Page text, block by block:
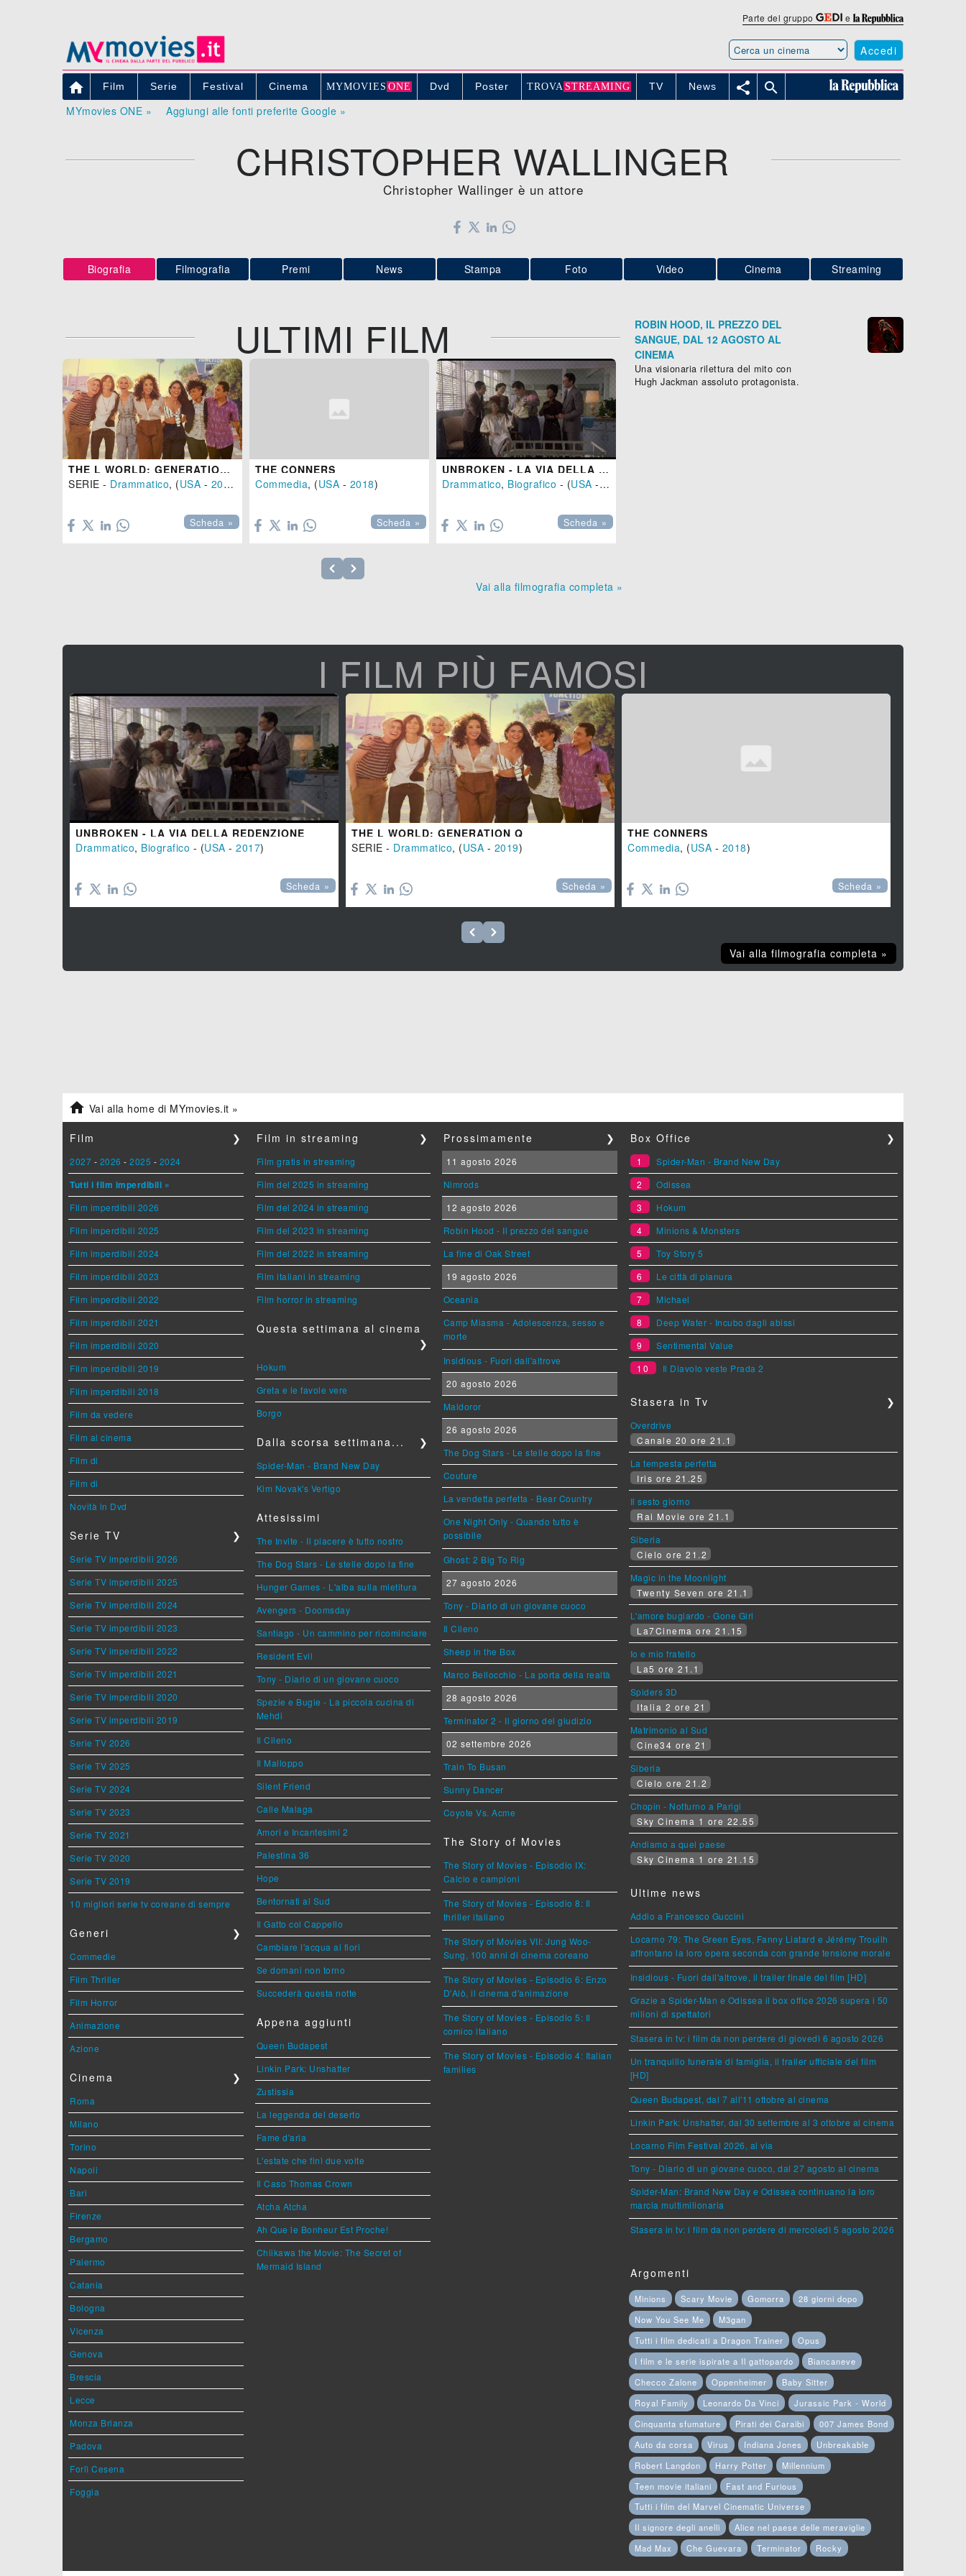
Parte del gruppo e
Accedi
 Film Serie Festival Cinema MYMOVIE S ONE Dvd Poster TROVA STREAMING TV News  
MYmovies ONE » Aggiungi alle fonti preferite Google »
CHRISTOPHER WALLINGER
Christopher Wallinger è un attore
Biografia Filmografia Premi News Stampa Foto Video Cinema Streaming
ULTIMI FILM
THE L WORLD: GENERATION Q
SERIE - Drammatico, (USA - 2019
Scheda »
THE CONNERS
Commedia, (USA - 2018)
Scheda »
UNBROKEN - LA VIA DELLA REDENZIONE
Drammatico, Biografico - (USA - 2017
Scheda »
Vai alla filmografia completa »
ROBIN HOOD, IL PREZZO DEL
SANGUE, DAL 12 AGOSTO AL
CINEMA
Una visionaria rilettura del mito con
Hugh Jackman assoluto protagonista.
I FILM PIÙ FAMOSI
UNBROKEN - LA VIA DELLA REDENZIONE
Drammatico, Biografico - (USA - 2017)
Scheda »
THE L WORLD: GENERATION Q
SERIE - Drammatico, (USA - 2019)
Scheda »
THE CONNERS
Commedia, (USA - 2018)
Scheda »
Vai alla filmografia completa »
 Vai alla home di MYmovies.it »
Film ❯
2027 - 2026 - 2025 - 2024
Tutti i film imperdibili »
Film imperdibili 2026
Film imperdibili 2025
Film imperdibili 2024
Film imperdibili 2023
Film imperdibili 2022
Film imperdibili 2021
Film imperdibili 2020
Film imperdibili 2019
Film imperdibili 2018
Film da vedere
Film al cinema
Film di
Film di
Novità in Dvd
Serie TV ❯
Serie TV imperdibili 2026
Serie TV imperdibili 2025
Serie TV imperdibili 2024
Serie TV imperdibili 2023
Serie TV imperdibili 2022
Serie TV imperdibili 2021
Serie TV imperdibili 2020
Serie TV imperdibili 2019
Serie TV 2026
Serie TV 2025
Serie TV 2024
Serie TV 2023
Serie TV 2021
Serie TV 2020
Serie TV 2019
10 migliori serie tv coreane di sempre
Generi ❯
Commedie
Film Thriller
Film Horror
Animazione
Azione
Cinema ❯
Roma
Milano
Torino
Napoli
Bari
Firenze
Bergamo
Palermo
Catania
Bologna
Vicenza
Genova
Brescia
Lecce
Monza Brianza
Padova
Forlì Cesena
Foggia
Film in streaming ❯
Film gratis in streaming
Film del 2025 in streaming
Film del 2024 in streaming
Film del 2023 in streaming
Film del 2022 in streaming
Film italiani in streaming
Film horror in streaming
Questa settimana al cinema
❯
Hokum
Greta e le favole vere
Borgo
Dalla scorsa settimana... ❯
Spider-Man - Brand New Day
Kim Novak's Vertigo
Attesissimi
The Invite - Il piacere è tutto nostro
The Dog Stars - Le stelle dopo la fine
Hunger Games - L'alba sulla mietitura
Avengers - Doomsday
Santiago - Un cammino per ricominciare
Resident Evil
Tony - Diario di un giovane cuoco
Spezie e Bugie - La piccola cucina di
Mehdi
Il Cileno
Il Malloppo
Silent Friend
Calle Malaga
Amori e Incantesimi 2
Palestina 36
Hope
Bentornati al Sud
Il Gatto col Cappello
Cambiare l'acqua ai fiori
Se domani non torno
Succederà questa notte
Appena aggiunti
Queen Budapest
Linkin Park: Unshatter
Zustissia
La leggenda del deserto
Fame d'aria
L'estate che finì due volte
Il Caso Thomas Crown
Atcha Atcha
Ah Que le Bonheur Est Proche!
Chiikawa the Movie: The Secret of
Mermaid Island
Prossimamente ❯
11 agosto 2026
Nimrods
12 agosto 2026
Robin Hood - Il prezzo del sangue
La fine di Oak Street
19 agosto 2026
Oceania
Camp Miasma - Adolescenza, sesso e
morte
Insidious - Fuori dall'altrove
20 agosto 2026
Maldoror
26 agosto 2026
The Dog Stars - Le stelle dopo la fine
Couture
La vendetta perfetta - Bear Country
One Night Only - Quando tutto è
possibile
Ghost: 2 Big To Rig
27 agosto 2026
Tony - Diario di un giovane cuoco
Il Cileno
Sheep in the Box
Marco Bellocchio - La porta della realtà
28 agosto 2026
Terminator 2 - Il giorno del giudizio
02 settembre 2026
Train To Busan
Sunny Dancer
Coyote Vs. Acme
The Story of Movies
The Story of Movies - Episodio IX:
Calcio e campioni
The Story of Movies - Episodio 8: Il
thriller italiano
The Story of Movies VII: Jung Woo-
Sung, 100 anni di cinema coreano
The Story of Movies - Episodio 6: Enzo
D'Alò, il cinema d'animazione
The Story of Movies - Episodio 5: Il
comico italiano
The Story of Movies - Episodio 4: Italian
families
Box Office ❯
1
Spider-Man - Brand New Day
2
Odissea
3
Hokum
4
Minions & Monsters
5
Toy Story 5
6
Le città di pianura
7
Michael
8
Deep Water - Incubo dagli abissi
9
Sentimental Value
10
Il Diavolo veste Prada 2
Stasera in Tv ❯
Overdrive
Canale 20 ore 21.1
La tempesta perfetta
Iris ore 21.25
Il sesto giorno
Rai Movie ore 21.1
Siberia
Cielo ore 21.2
Magic in the Moonlight
Twenty Seven ore 21.1
L'amore bugiardo - Gone Girl
La7Cinema ore 21.15
Io e mio fratello
La5 ore 21.1
Spiders 3D
Italia 2 ore 21
Matrimonio al Sud
Cine34 ore 21
Siberia
Cielo ore 21.2
Chopin - Notturno a Parigi
Sky Cinema 1 ore 22.55
Andiamo a quel paese
Sky Cinema 1 ore 21.15
Ultime news
Addio a Francesco Guccini
Locarno 79: The Green Eyes, Fanny Liatard e Jérémy Trouilh
affrontano la loro opera seconda con grande tensione morale
Insidious - Fuori dall'altrove, il trailer finale del film [HD]
Grazie a Spider-Man e Odissea il box office 2026 supera i 50
milioni di spettatori
Stasera in tv: i film da non perdere di giovedì 6 agosto 2026
Un tranquillo funerale di famiglia, il trailer ufficiale del film
[HD]
Queen Budapest, dal 7 all'11 ottobre al cinema
Linkin Park: Unshatter, dal 30 settembre al 3 ottobre al cinema
Locarno Film Festival 2026, al via
Tony - Diario di un giovane cuoco, dal 27 agosto al cinema
Spider-Man: Brand New Day e Odissea continuano la loro
marcia multimilionaria
Stasera in tv: i film da non perdere di mercoledì 5 agosto 2026
Argomenti
Minions Scary Movie Gomorra
28 giorni dopo
Now You See Me
M3gan
Tutti i film dedicati a Dragon Trainer
Opus
I film e le serie ispirate a Il gattopardo
Biancaneve
Checco Zalone
Oppenheimer
Baby Sitter
Royal Family
Leonardo Da Vinci
Jurassic Park - World
Cinquanta sfumature
Pirati dei Caraibi
007 James Bond
Auto da corsa
Virus Indiana Jones
Unbreakable
Robert Langdon
Harry Potter
Millennium
Teen movie italiani
Fast and Furious
Tutti i film del Marvel Cinematic Universe
Il signore degli anelli
Alice nel paese delle meraviglie
Mad Max
Che Guevara Terminator Rocky